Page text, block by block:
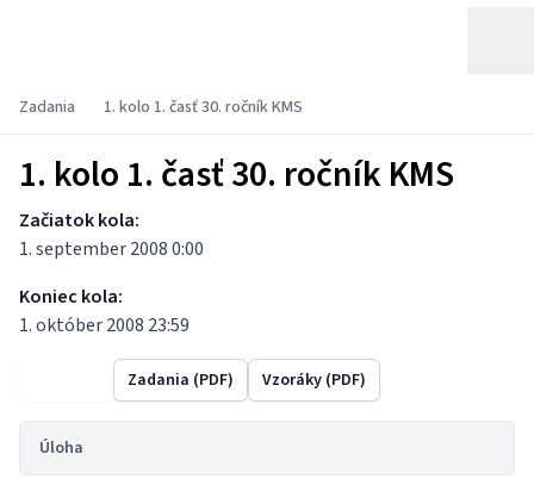
Zadania 1. kolo 1. časť 30. ročník KMS
1. kolo 1. časť 30. ročník KMS
Začiatok kola:
1. september 2008 0:00
Koniec kola:
1. október 2008 23:59
Zadania (PDF) Vzoráky (PDF)
Úloha